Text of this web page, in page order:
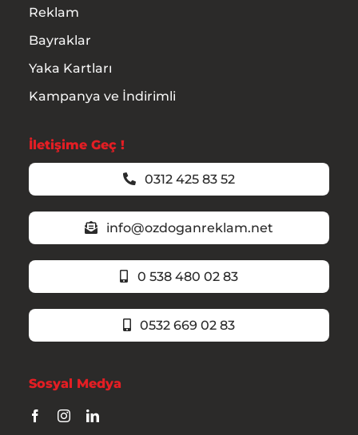
Reklam
Bayraklar
Yaka Kartları
Kampanya ve İndirimli
İletişime Geç !
0312 425 83 52
info@ozdoganreklam.net
0 538 480 02 83
0532 669 02 83
Sosyal Medya